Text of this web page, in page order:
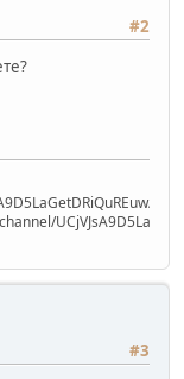
#2
#3